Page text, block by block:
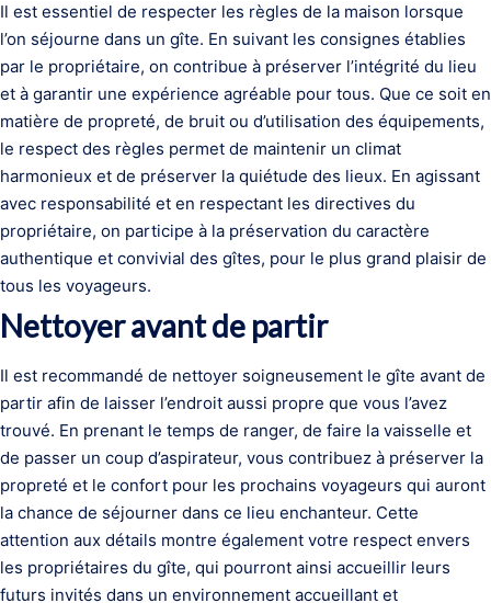
Il est essentiel de respecter les règles de la maison lorsque
l’on séjourne dans un gîte. En suivant les consignes établies
par le propriétaire, on contribue à préserver l’intégrité du lieu
et à garantir une expérience agréable pour tous. Que ce soit en
matière de propreté, de bruit ou d’utilisation des équipements,
le respect des règles permet de maintenir un climat
harmonieux et de préserver la quiétude des lieux. En agissant
avec responsabilité et en respectant les directives du
propriétaire, on participe à la préservation du caractère
authentique et convivial des gîtes, pour le plus grand plaisir de
tous les voyageurs.
Nettoyer avant de partir
Il est recommandé de nettoyer soigneusement le gîte avant de
partir afin de laisser l’endroit aussi propre que vous l’avez
trouvé. En prenant le temps de ranger, de faire la vaisselle et
de passer un coup d’aspirateur, vous contribuez à préserver la
propreté et le confort pour les prochains voyageurs qui auront
la chance de séjourner dans ce lieu enchanteur. Cette
attention aux détails montre également votre respect envers
les propriétaires du gîte, qui pourront ainsi accueillir leurs
futurs invités dans un environnement accueillant et